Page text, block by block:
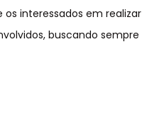
interessados em
buscando